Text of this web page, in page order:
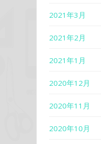
2021年3月
2021年2月
2021年1月
2020年12月
2020年11月
2020年10月